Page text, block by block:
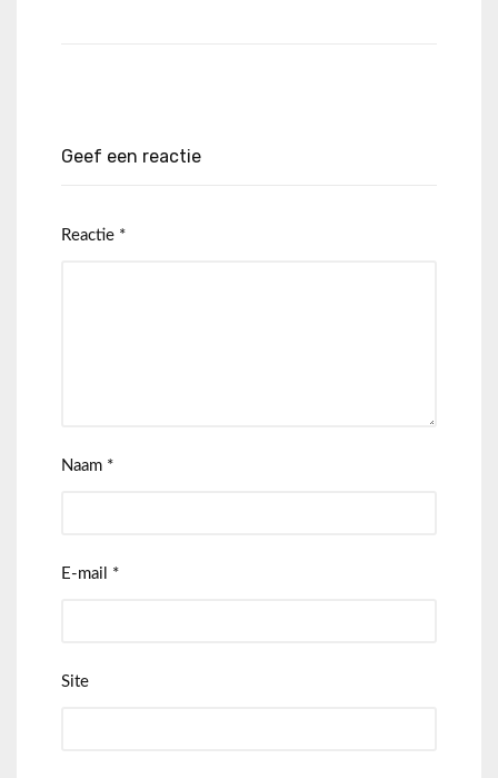
Geef een reactie
Reactie *
Naam *
E-mail *
Site